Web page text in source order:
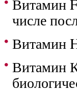
Витамин
числе
Витамин
Витамин